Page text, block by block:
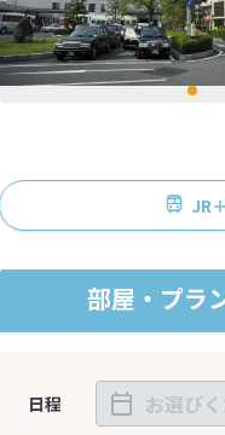
JR
部屋・プラ
日程